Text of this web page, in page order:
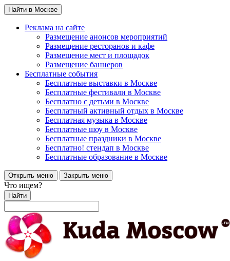
Найти в Москве
Реклама на сайте
Размещение анонсов мероприятий
Размещение ресторанов и кафе
Размещение мест и площадок
Размещение баннеров
Бесплатные события
Бесплатные выставки в Москве
Бесплатные фестивали в Москве
Бесплатно с детьми в Москве
Бесплатный активный отдых в Москве
Бесплатная музыка в Москве
Бесплатные шоу в Москве
Бесплатные праздники в Москве
Бесплатно! стендап в Москве
Бесплатные образование в Москве
Открыть меню Закрыть меню
Что ищем?
Найти